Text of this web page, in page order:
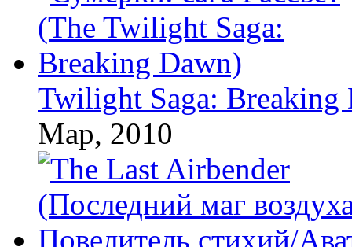
Twilight Saga: Breaking
Мар, 2010